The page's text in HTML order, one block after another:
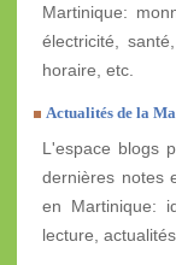
Martinique:
électricité,
horaire, etc.
Actualités de la
L'espace blogs
dernières notes
en Martinique:
lecture,